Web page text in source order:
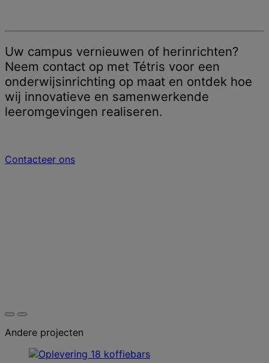
Uw campus vernieuwen of herinrichten?
Neem contact op met Tétris voor een
onderwijsinrichting op maat en ontdek hoe
wij innovatieve en samenwerkende
leeromgevingen realiseren.
Contacteer ons
Andere projecten